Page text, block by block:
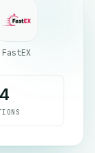
FastEX
4